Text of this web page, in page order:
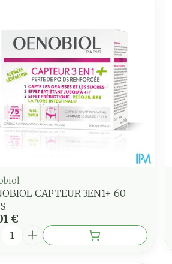
du prix.
CAPTEUR 3EN1+ 60
€